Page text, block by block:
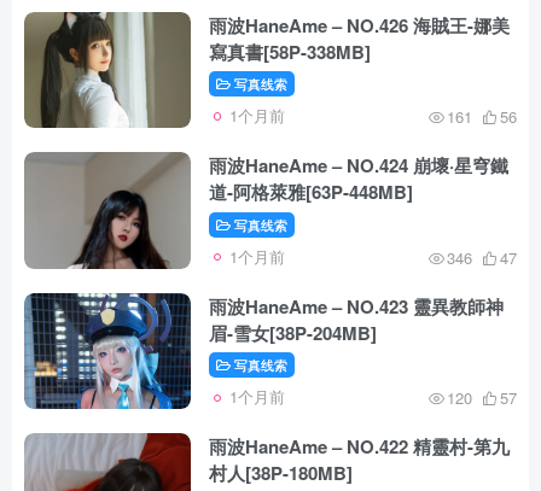
雨波HaneAme – NO.426 海賊王-娜美
寫真書[58P-338MB]
写真线索
1个月前 161 56
雨波HaneAme – NO.424 崩壞·星穹鐵
道-阿格萊雅[63P-448MB]
写真线索
1个月前 346 47
雨波HaneAme – NO.423 靈異教師神
眉-雪女[38P-204MB]
写真线索
1个月前 120 57
雨波HaneAme – NO.422 精靈村-第九
村人[38P-180MB]